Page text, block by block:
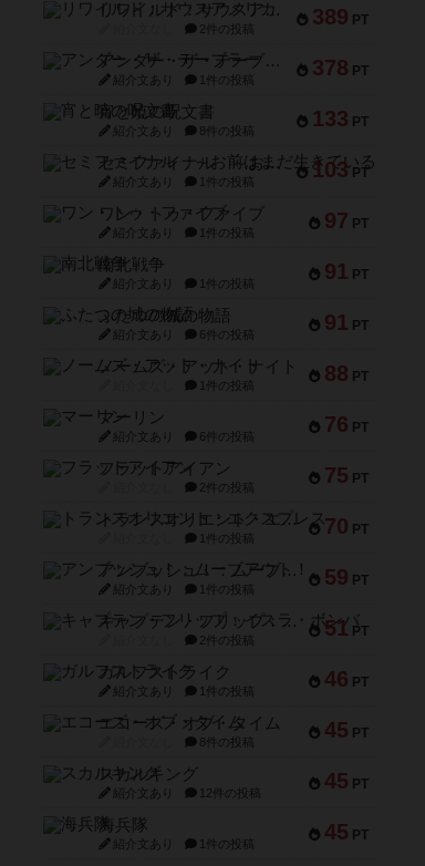
389 PT
リワイルド：サウスアメリカ
2件の投稿
378 PT
アンダー・ザ・テーブラー
紹介文あり 1件の投稿
133 PT
宵と暁の呪文書
紹介文あり 8件の投稿
103 PT
セミファイナル ～お前はまだ生きている～
紹介文あり 1件の投稿
97 PT
ワン・トゥ・ファイブ
紹介文あり 1件の投稿
91 PT
南北戦争
紹介文あり 1件の投稿
91 PT
ふたつの城の物語
紹介文あり 6件の投稿
88 PT
ノームズ・アット・ナイト
1件の投稿
76 PT
マーリン
紹介文あり 6件の投稿
75 PT
フラットアイアン
2件の投稿
70 PT
トランスオリエント・エクスプレス
1件の投稿
59 PT
アンブッシュ！：ムーブアウト！
紹介文あり 1件の投稿
51 PT
キャプテン・フリップ：イスラ・ボンバ
2件の投稿
46 PT
ガルフストライク
紹介文あり 1件の投稿
45 PT
エコーズ・オブ・タイム
8件の投稿
45 PT
スカルキング
紹介文あり 12件の投稿
45 PT
海兵隊
紹介文あり 1件の投稿